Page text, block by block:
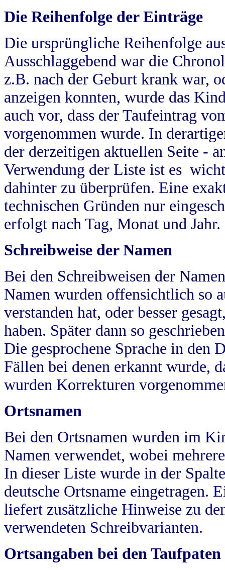
Die Reihenfolge der Einträge
Die ursprüngliche Reihenfolge
Ausschlaggebend war die
z.B. nach der Geburt krank war,
anzeigen konnten, wurde das
auch vor, dass der Taufeintrag
vorgenommen wurde. In
der derzeitigen aktuellen Seite -
Verwendung der Liste ist es
dahinter zu überprüfen. Eine
technischen Gründen nur
erfolgt nach Tag, Monat und Jahr.
Schreibweise der Namen
Bei den Schreibweisen der
Namen wurden offensichtlich so
verstanden hat, oder besser
haben. Später dann so
Die gesprochene Sprache in
Fällen bei denen erkannt wurde,
wurden Korrekturen
Ortsnamen
Bei den Ortsnamen wurden im
Namen verwendet, wobei
In dieser Liste wurde in der
deutsche Ortsname eingetragen.
liefert zusätzliche Hinweise zu
verwendeten Schreibvarianten.
Ortsangaben bei den Taufpaten